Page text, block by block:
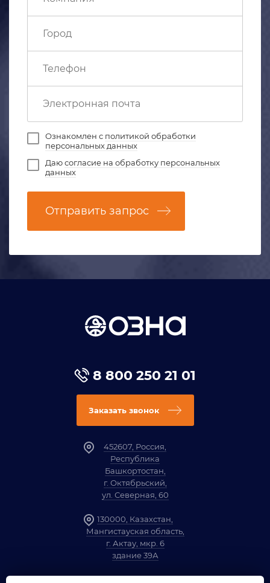
Ознакомлен с политикой обработки
персональных данных
Даюсогласие на обработку персональных
данных
Отправить запрос
8 800 250 21 01
Заказать звонок
452607, Россия,
Республика
Башкортостан,
г. Октябрьский,
ул. Северная, 60
130000, Казахстан,
Мангистауская область,
г. Актау, мкр. 6
здание 39А